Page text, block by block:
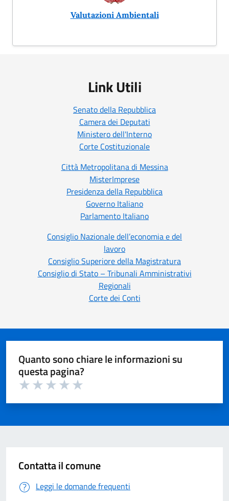
Valutazioni Ambientali
Link Utili
Senato della Repubblica
Camera dei Deputati
Ministero dell'Interno
Corte Costituzionale
Città Metropolitana di Messina
MisterImprese
Presidenza della Repubblica
Governo Italiano
Parlamento Italiano
Consiglio Nazionale dell’economia e del
lavoro
Consiglio Superiore della Magistratura
Consiglio di Stato – Tribunali Amministrativi
Regionali
Corte dei Conti
Quanto sono chiare le informazioni su
questa pagina?
Contatta il comune
Leggi le domande frequenti